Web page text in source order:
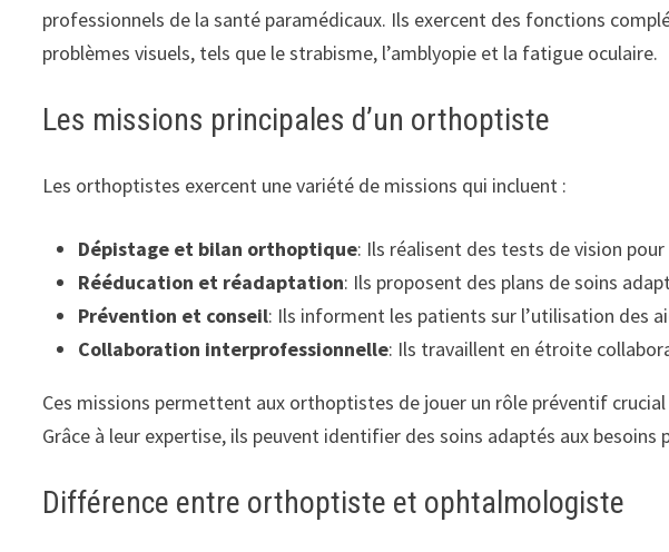
professionnels de la santé paramédicaux. Ils exercent des fonctions
problèmes visuels, tels que le strabisme, l’amblyopie et la fatigue oculaire.
Les missions principales d’un orthoptiste
Les orthoptistes exercent une variété de missions qui incluent :
Dépistage et bilan orthoptique: Ils réalisent des tests de vision
Rééducation et réadaptation: Ils proposent des plans de soins
Prévention et conseil: Ils informent les patients sur l’utilisation des
Collaboration interprofessionnelle: Ils travaillent en étroite
Ces missions permettent aux orthoptistes de jouer un rôle préventif
Grâce à leur expertise, ils peuvent identifier des soins adaptés aux
Différence entre orthoptiste et ophtalmologiste